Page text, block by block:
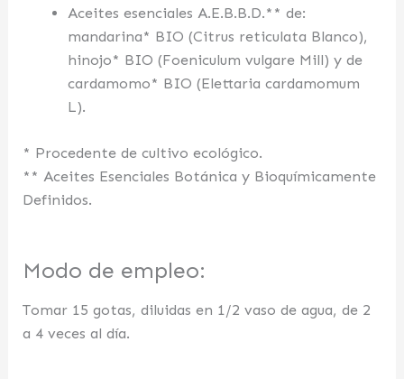
Aceites esenciales A.E.B.B.D.** de:
mandarina* BIO (Citrus reticulata Blanco),
hinojo* BIO (Foeniculum vulgare Mill) y de
cardamomo* BIO (Elettaria cardamomum
L).
* Procedente de cultivo ecológico.
** Aceites Esenciales Botánica y Bioquímicamente
Definidos.
Modo de empleo:
Tomar 15 gotas, diluidas en 1/2 vaso de agua, de 2
a 4 veces al día.